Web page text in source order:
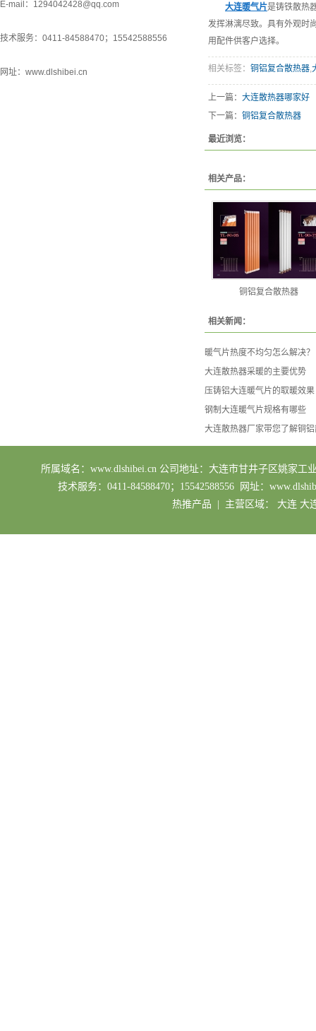
E-mail：1294042428@qq.com
技术服务：0411-84588470；15542588556
网址：www.dlshibei.cn
大连暖气片是铸铁散热
发挥淋漓尽致。具有外观时
用配件供客户选择。
相关标签： 铜铝复合散热器,
上一篇： 大连散热器哪家好
下一篇： 铜铝复合散热器
最近浏览：
相关产品：
铜铝复合散热器
相关新闻：
暖气片热度不均匀怎么解决？
大连散热器采暖的主要优势
压铸铝大连暖气片的取暖效果
钢制大连暖气片规格有哪些
大连散热器厂家带您了解铜
所属域名：www.dlshibei.cn 公司地址：大连市甘井子区姚家工
技术服务：0411-84588470；15542588556 网址：
热推产品 | 主营区域： 大连 大